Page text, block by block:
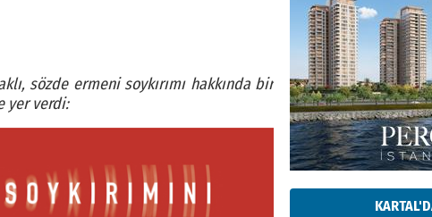
sözde ermeni soykırımı hakkında bir
yer verdi: